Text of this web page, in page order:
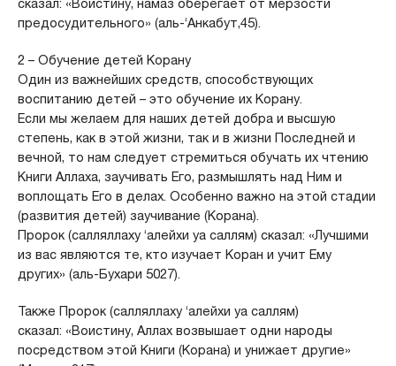
сказал: «Воистину, намаз оберегает от мерзости
предосудительного» (аль-‘Анкабут,45).
2 – Обучение детей Корану
Один из важнейших средств, способствующих
воспитанию детей – это обучение их Корану.
Если мы желаем для наших детей добра и высшую
степень, как в этой жизни, так и в жизни Последней и
вечной, то нам следует стремиться обучать их чтению
Книги Аллаха, заучивать Его, размышлять над Ним и
воплощать Его в делах. Особенно важно на этой стадии
(развития детей) заучивание (Корана).
Пророк (салляллаху ‘алейхи уа саллям) сказал: «Лучшими
из вас являются те, кто изучает Коран и учит Ему
других» (аль-Бухари 5027).
Также Пророк (салляллаху ‘алейхи уа саллям)
сказал: «Воистину, Аллах возвышает одни народы
посредством этой Книги (Корана) и унижает другие»